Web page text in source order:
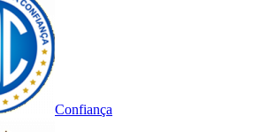
Confiança